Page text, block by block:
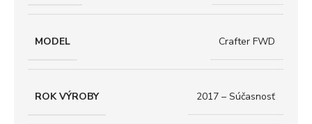
MODEL Crafter FWD
ROK VÝROBY 2017 – Súčasnosť